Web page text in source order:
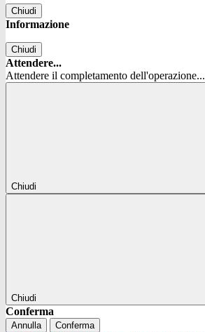
Chiudi
Informazione
Chiudi
Attendere...
Attendere il completamento dell'operazione...
Chiudi
Chiudi
Conferma
Annulla Conferma